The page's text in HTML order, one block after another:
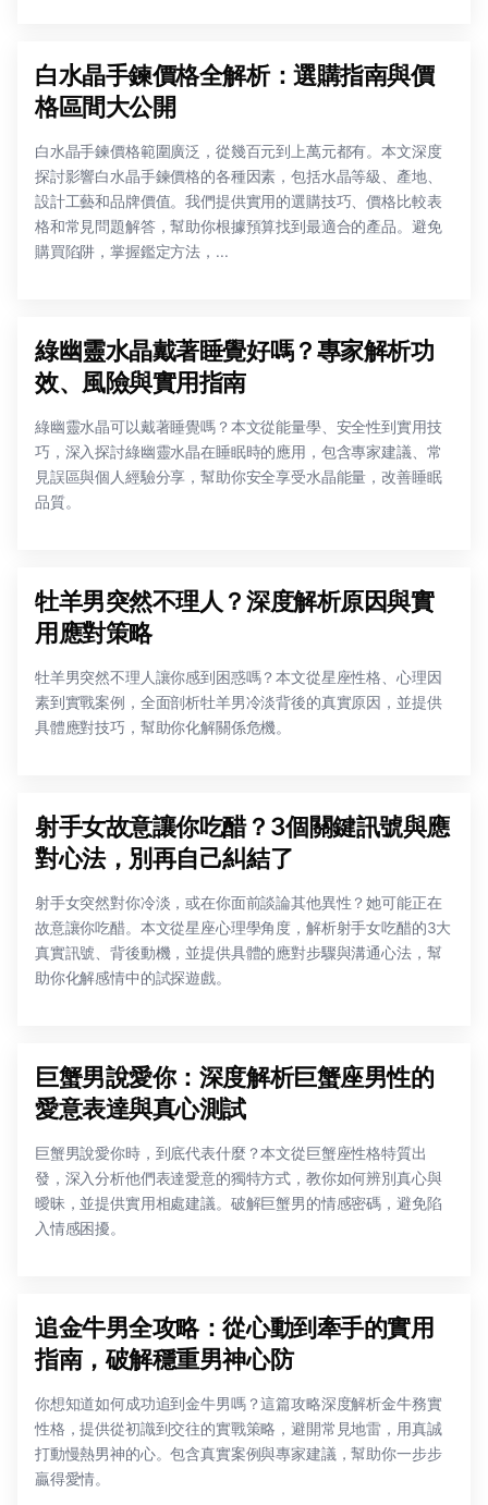
白水晶手鍊價格全解析：選購指南與價
格區間大公開
白水晶手鍊價格範圍廣泛，從幾百元到上萬元都有。本文深度
探討影響白水晶手鍊價格的各種因素，包括水晶等級、產地、
設計工藝和品牌價值。我們提供實用的選購技巧、價格比較表
格和常見問題解答，幫助你根據預算找到最適合的產品。避免
購買陷阱，掌握鑑定方法，...
綠幽靈水晶戴著睡覺好嗎？專家解析功
效、風險與實用指南
綠幽靈水晶可以戴著睡覺嗎？本文從能量學、安全性到實用技
巧，深入探討綠幽靈水晶在睡眠時的應用，包含專家建議、常
見誤區與個人經驗分享，幫助你安全享受水晶能量，改善睡眠
品質。
牡羊男突然不理人？深度解析原因與實
用應對策略
牡羊男突然不理人讓你感到困惑嗎？本文從星座性格、心理因
素到實戰案例，全面剖析牡羊男冷淡背後的真實原因，並提供
具體應對技巧，幫助你化解關係危機。
射手女故意讓你吃醋？3個關鍵訊號與應
對心法，別再自己糾結了
射手女突然對你冷淡，或在你面前談論其他異性？她可能正在
故意讓你吃醋。本文從星座心理學角度，解析射手女吃醋的3大
真實訊號、背後動機，並提供具體的應對步驟與溝通心法，幫
助你化解感情中的試探遊戲。
巨蟹男說愛你：深度解析巨蟹座男性的
愛意表達與真心測試
巨蟹男說愛你時，到底代表什麼？本文從巨蟹座性格特質出
發，深入分析他們表達愛意的獨特方式，教你如何辨別真心與
曖昧，並提供實用相處建議。破解巨蟹男的情感密碼，避免陷
入情感困擾。
追金牛男全攻略：從心動到牽手的實用
指南，破解穩重男神心防
你想知道如何成功追到金牛男嗎？這篇攻略深度解析金牛務實
性格，提供從初識到交往的實戰策略，避開常見地雷，用真誠
打動慢熱男神的心。包含真實案例與專家建議，幫助你一步步
贏得愛情。